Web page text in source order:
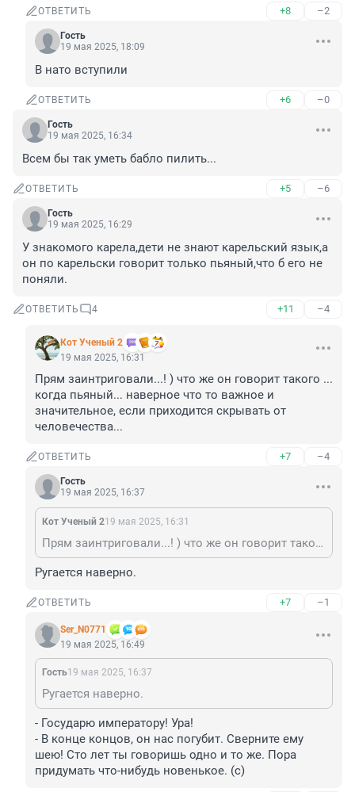
ОТВЕТИТЬ +8 –2
Гость
19 мая 2025, 18:09
В нато вступили
ОТВЕТИТЬ +6 –0
Гость
19 мая 2025, 16:34
Всем бы так уметь бабло пилить...
ОТВЕТИТЬ +5 –6
Гость
19 мая 2025, 16:29
У знакомого карела,дети не знают карельский язык,а
он по карельски говорит только пьяный,что б его не
поняли.
ОТВЕТИТЬ 4 +11 –4
Кот Ученый 2
19 мая 2025, 16:31
Прям заинтриговали...! ) что же он говорит такого ...
когда пьяный... наверное что то важное и
значительное, если приходится скрывать от
человечества...
ОТВЕТИТЬ +7 –4
Гость
19 мая 2025, 16:37
Кот Ученый 219 мая 2025, 16:31
Прям заинтриговали...! ) что же он говорит такого ... когда пьяный... наверное что то важное и значительное, если приходится скрывать от человечества...
Ругается наверно.
ОТВЕТИТЬ +7 –1
Ser_N0771
19 мая 2025, 16:49
Гость19 мая 2025, 16:37
Ругается наверно.
- Государю императору! Ура!
- В конце концов, он нас погубит. Сверните ему
шею! Сто лет ты говоришь одно и то же. Пора
придумать что-нибудь новенькое. (с)